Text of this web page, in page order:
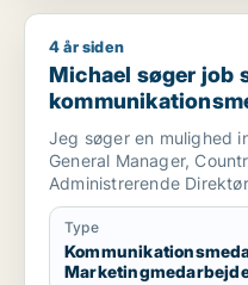
Michael søger job som
4 år siden
Michael søger job
Jeg søger en mulighed
General Manager,
Administrerende
en startup virksomhed
Branchen er i
så længe at
Type